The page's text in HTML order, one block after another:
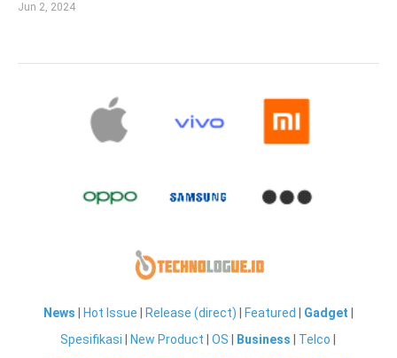
Jun 2, 2024
News Hot Issue Release (direct) Featured Gadget
Spesifikasi
New Product |OS Business Telco